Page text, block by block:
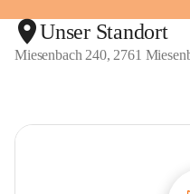
Unser Standort
Miesenbach 240, 2761